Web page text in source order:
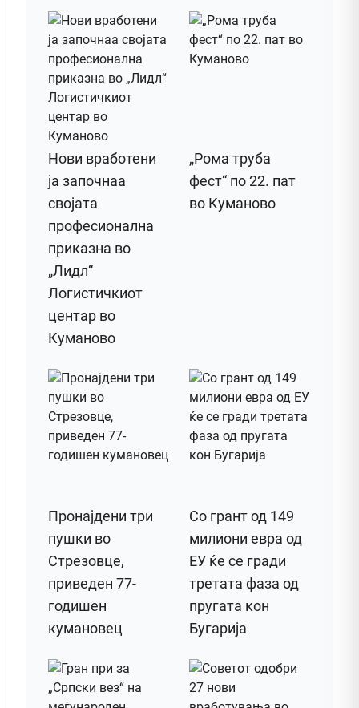
Нови вработени
ја започнаа
својата
професионална
приказна во
„Лидл“
Логистичкиот
центар во
Куманово
„Рома труба
фест“ по 22. пат
во Куманово
Пронајдени три
пушки во
Стрезовце,
приведен 77-
годишен
кумановец
Со грант од 149
милиони евра од
ЕУ ќе се гради
третата фаза од
пругата кон
Бугарија